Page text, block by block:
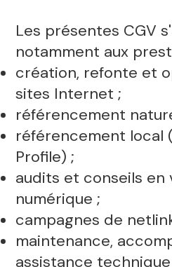
Les présentes CGV
notamment aux
création, refonte et
sites Internet ;
référencement
référencement local
Profile) ;
audits et conseils en
numérique ;
campagnes de
maintenance,
assistance